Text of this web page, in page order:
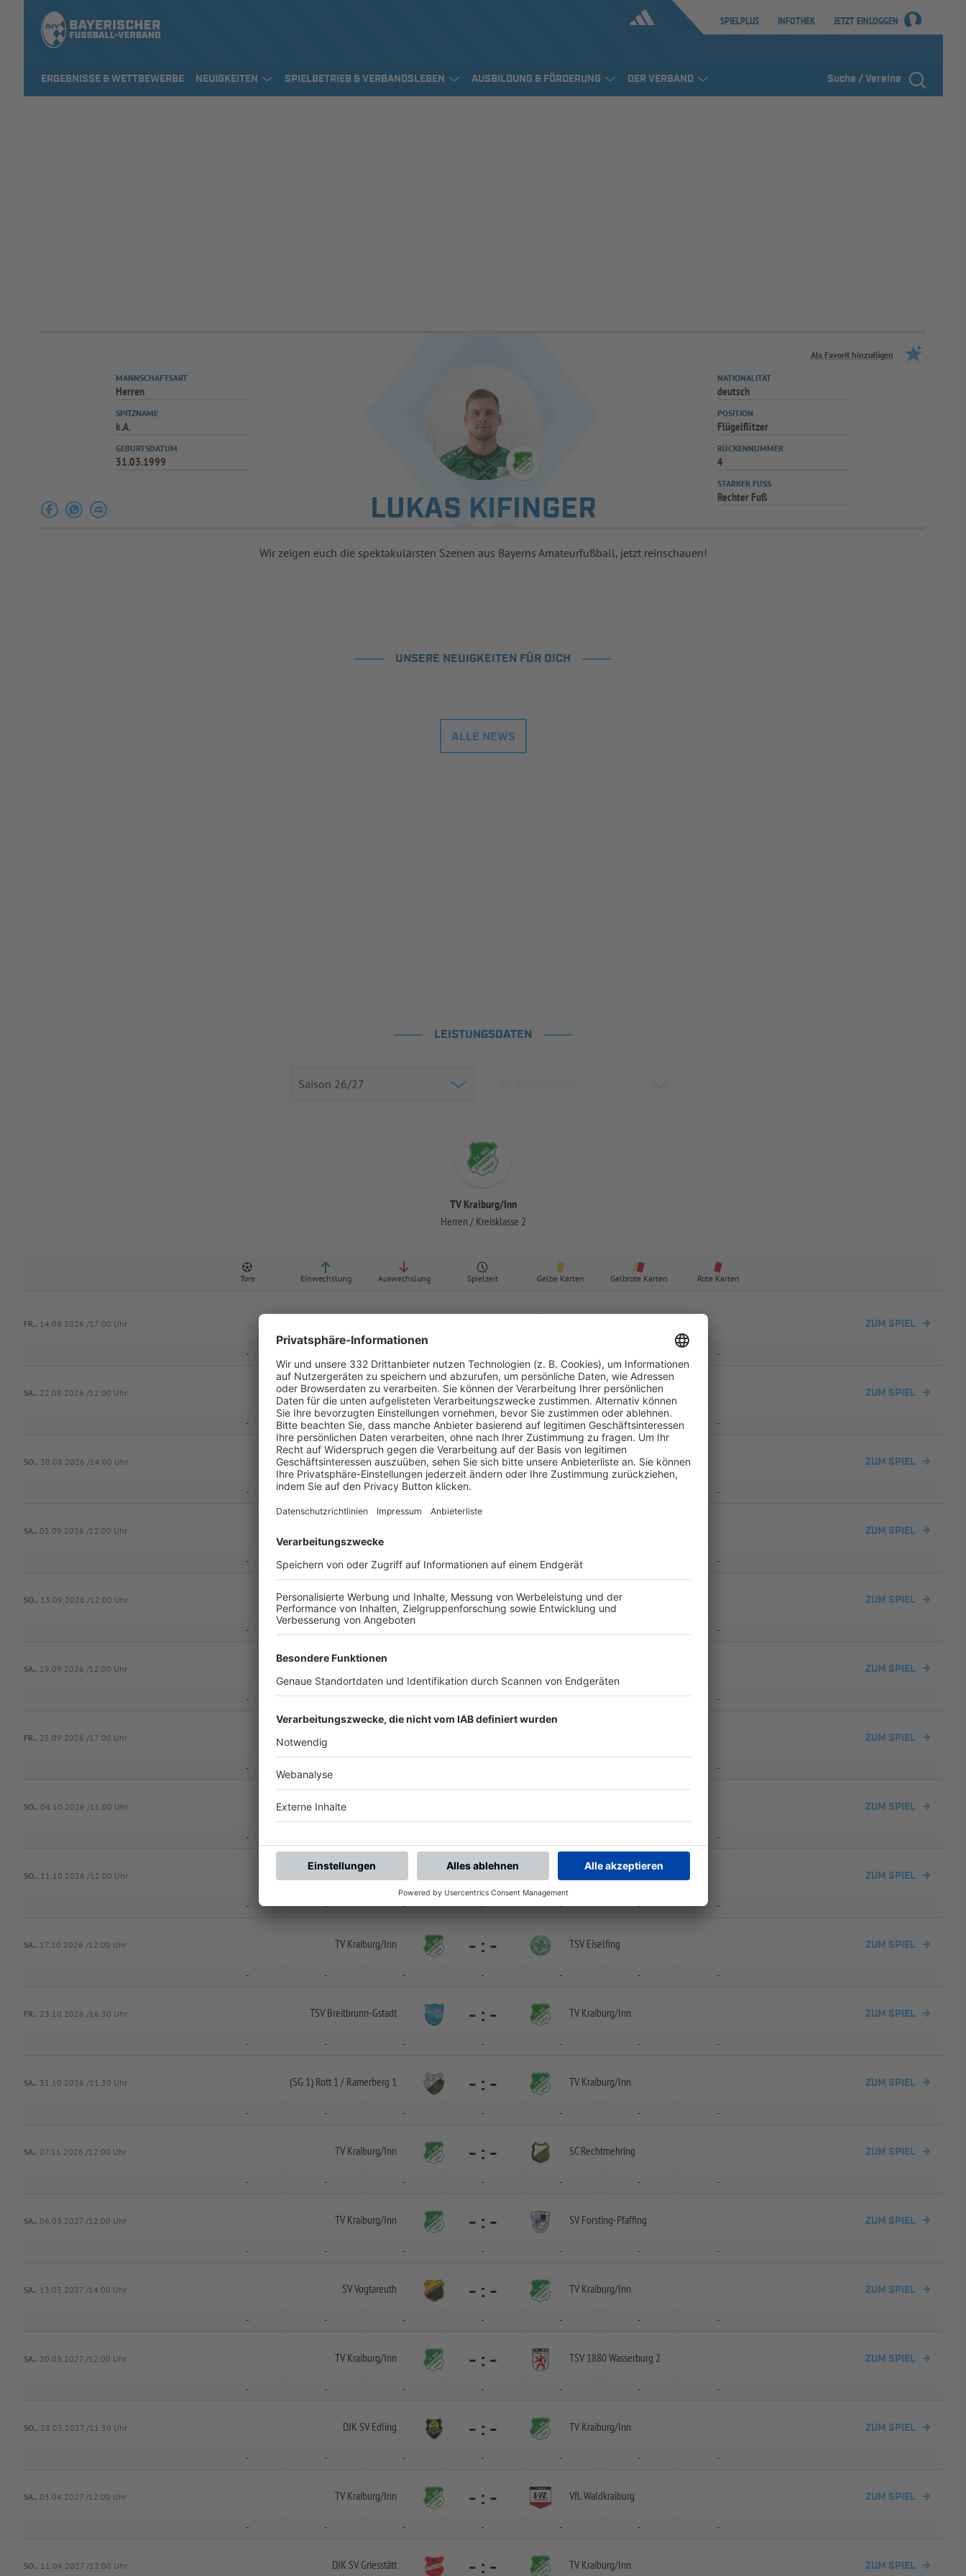
SPIELPLUS INFOTHEK JETZT EINLOGGEN
ERGEBNISSE & WETTBEWERBE NEUIGKEITEN SPIELBETRIEB & VERBANDSLEBEN AUSBILDUNG & FÖRDERUNG DER VERBAND Suche / Vereine
Als Favorit hinzufügen
LUKAS KIFINGER
MANNSCHAFTSART
Herren
SPITZNAME
k.A.
GEBURTSDATUM
31.03.1999
NATIONALITÄT
deutsch
POSITION
Flügelflitzer
RÜCKENNUMMER
4
STARKER FUSS
Rechter Fuß
Wir zeigen euch die spektakulärsten Szenen aus Bayerns Amateurfußball, jetzt reinschauen!
UNSERE NEUIGKEITEN FÜR DICH
ALLE NEWS
LEISTUNGSDATEN
TV Kraiburg/Inn
Herren / Kreisklasse 2
Tore Einwechslung Auswechslung Spielzeit Gelbe Karten Gelbrote Karten Rote Karten
FR.. 14.08.2026 /17:00 Uhr ZUM SPIEL
- -
SA.. 22.08.2026 /12:00 Uhr TV Kraiburg/Inn -:- SV Vogtareuth ZUM SPIEL
- - - - - - -
SO.. 30.08.2026 /14:00 Uhr TSV 1880 Wasserburg 2 -:- TV Kraiburg/Inn ZUM SPIEL
- - - -
SA.. 05.09.2026 /12:00 Uhr ZUM SPIEL
- - - - - -
SO.. 13.09.2026 /12:00 Uhr VfL Waldkraiburg -:- TV Kraiburg/Inn ZUM SPIEL
- -
SA.. 19.09.2026 /12:00 Uhr - - ZUM SPIEL
- - - - - - -
FR.. 25.09.2026 /17:00 Uhr ZUM SPIEL
- -
SO.. 04.10.2026 /11:00 Uhr TV Kraiburg/ ZUM SPIEL
- -
SO.. 11.10.2026 /12:00 Uhr SV Weidenbach -:- TV Kraiburg/ Inn ZUM SPIEL
- - - - - - -
SA.. 17.10.2026 /12:00 Uhr TV Kraiburg/Inn - : - TSV Eiselfing ZUM SPIEL
- - - - - - -
FR.. 23.10.2026 /16:30 Uhr TSV Breitbrunn-Gstadt - : - TV Kraiburg/Inn ZUM SPIEL
- - - - - - -
SA.. 31.10.2026 /11:30 Uhr (SG 1) Rott 1 / Ramerberg 1 - : - TV Kraiburg/Inn ZUM SPIEL
- - - - - - -
SA.. 07.11.2026 /12:00 Uhr TV Kraiburg/Inn - : - SC Rechtmehring ZUM SPIEL
- - - - - - -
SA.. 06.03.2027 /12:00 Uhr TV Kraiburg/Inn - : - SV Forsting-Pfaffing ZUM SPIEL
- - - - - - -
SA.. 13.03.2027 /14:00 Uhr SV Vogtareuth - : - TV Kraiburg/Inn ZUM SPIEL
- - - - - - -
SA.. 20.03.2027 /12:00 Uhr TV Kraiburg/Inn - : - TSV 1880 Wasserburg 2 ZUM SPIEL
- - - - - - -
SO.. 28.03.2027 /11:30 Uhr DJK SV Edling - : - TV Kraiburg/Inn ZUM SPIEL
- - - - - - -
SA.. 03.04.2027 /12:00 Uhr TV Kraiburg/Inn - : - VfL Waldkraiburg ZUM SPIEL
- - - - - - -
SO.. 11.04.2027 /12:00 Uhr DJK SV Griesstätt - : - TV Kraiburg/Inn ZUM SPIEL